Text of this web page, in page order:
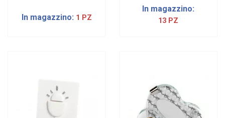
In magazzino: 1 PZ
In magazzino:
13 PZ